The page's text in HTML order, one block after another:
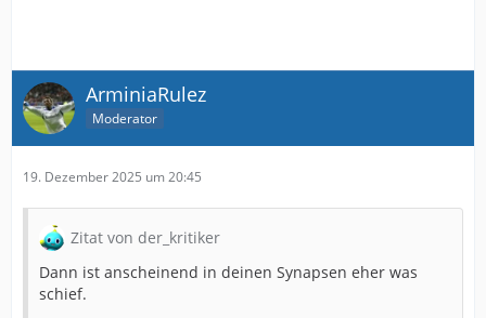
ArminiaRulez
Moderator
19. Dezember 2025 um 20:45
Zitat von der_kritiker
Dann ist anscheinend in deinen Synapsen eher was
schief.